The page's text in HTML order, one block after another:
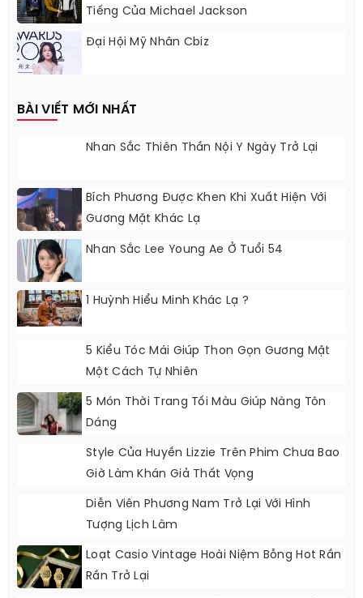
Tiếng Của Michael Jackson
Đại Hội Mỹ Nhân Cbiz
BÀI VIẾT MỚI NHẤT
Nhan Sắc Thiên Thần Nội Y Ngày Trở Lại
Bích Phương Được Khen Khi Xuất Hiện Với
Gương Mặt Khác Lạ
Nhan Sắc Lee Young Ae Ở Tuổi 54
1 Huỳnh Hiểu Minh Khác Lạ ?
5 Kiểu Tóc Mái Giúp Thon Gọn Gương Mặt
Một Cách Tự Nhiên
5 Món Thời Trang Tối Màu Giúp Nàng Tôn
Dáng
Style Của Huyền Lizzie Trên Phim Chưa Bao
Giờ Làm Khán Giả Thất Vọng
Diễn Viên Phương Nam Trở Lại Với Hình
Tượng Lịch Lãm
Loạt Casio Vintage Hoài Niệm Bỗng Hot Rần
Rần Trở Lại